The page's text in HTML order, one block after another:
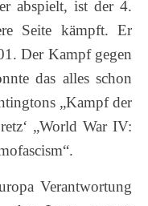
abspielt, ist der 4.
Seite kämpft. Er
Der Kampf gegen
das alles schon
„Kampf der
„World War IV:
Verantwortung